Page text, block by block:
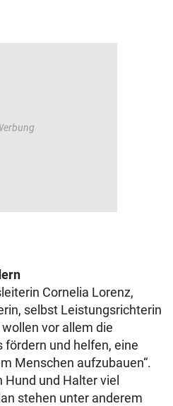
Cornelia Lorenz,
selbst Leistungsrichterin
vor allem die
fördern und helfen, eine
Menschen aufzubauen“.
und Halter viel
stehen unter anderem